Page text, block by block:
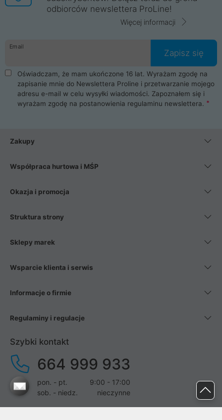
odbiorców newslettera ProLine!
Więcej informacji
Email
Zapisz się
Oświadczam, że mam ukończone 16 lat. Wyrażam zgodę na
zapisanie mnie do Newslettera Proline i przetwarzanie mojego
adresu e-mail w celu wysyłki wiadomości. Zapoznałem się i
wyrażam zgodę na postanowienia regulaminu newslettera.
Zakupy
Współpraca hurtowa i MŚP
Okazja i promocja
Struktura strony
Sklepy marek
Wsparcie klienta i serwis
Informacje o firmie
Regulaminy i regulacje
Szybki kontakt
664 999 933
pon. - pt.
9:00 - 17:00
sob. - niedz.
nieczynne